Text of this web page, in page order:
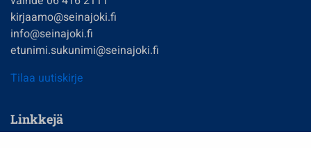
kirjaamo@seinajoki.fi
info@seinajoki.fi
etunimi.sukunimi@seinajoki.fi
Tilaa uutiskirje
Linkkejä